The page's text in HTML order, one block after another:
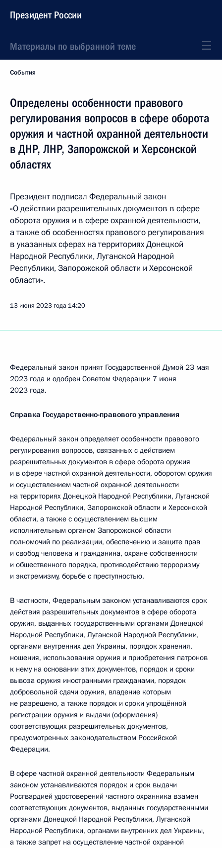
Президент России
Материалы по выбранной теме
События
Определены особенности правового
регулирования вопросов в сфере оборота
оружия и частной охранной деятельности
в ДНР, ЛНР, Запорожской и Херсонской
областях
Президент подписал Федеральный закон
«О действии разрешительных документов в сфере
оборота оружия и в сфере охранной деятельности,
а также об особенностях правового регулирования
в указанных сферах на территориях Донецкой
Народной Республики, Луганской Народной
Республики, Запорожской области и Херсонской
области».
13 июня 2023 года 14:20
Федеральный закон принят Государственной Думой 23 мая
2023 года и одобрен Советом Федерации 7 июня
2023 года.
Справка Государственно-правового управления
Федеральный закон определяет особенности правового
регулирования вопросов, связанных с действием
разрешительных документов в сфере оборота оружия
и в сфере частной охранной деятельности, оборотом оружия
и осуществлением частной охранной деятельности
на территориях Донецкой Народной Республики, Луганской
Народной Республики, Запорожской области и Херсонской
области, а также с осуществлением высшим
исполнительным органом Запорожской области
полномочий по реализации, обеспечению и защите прав
и свобод человека и гражданина, охране собственности
и общественного порядка, противодействию терроризму
и экстремизму, борьбе с преступностью.
В частности, Федеральным законом устанавливаются срок
действия разрешительных документов в сфере оборота
оружия, выданных государственными органами Донецкой
Народной Республики, Луганской Народной Республики,
органами внутренних дел Украины, порядок хранения,
ношения, использования оружия и приобретения патронов
к нему на основании этих документов, порядок и сроки
вывоза оружия иностранными гражданами, порядок
добровольной сдачи оружия, владение которым
не разрешено, а также порядок и сроки упрощённой
регистрации оружия и выдачи (оформления)
соответствующих разрешительных документов,
предусмотренных законодательством Российской
Федерации.
В сфере частной охранной деятельности Федеральным
законом устанавливаются порядок и срок выдачи
Росгвардией удостоверений частного охранника взамен
соответствующих документов, выданных государственными
органами Донецкой Народной Республики, Луганской
Народной Республики, органами внутренних дел Украины,
а также запрет на осуществление частной охранной